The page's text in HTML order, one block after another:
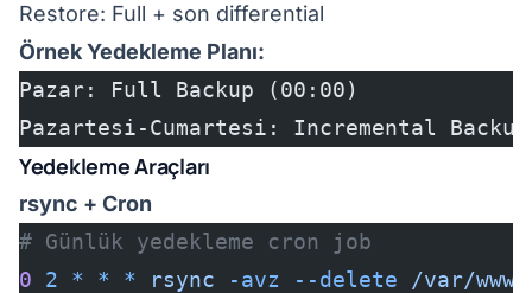
Restore: Full + son differential
Örnek Yedekleme Planı:
Pazar: Full Backup (00:00)
Pazartesi-Cumartesi: Incremental
Yedekleme Araçları
rsync + Cron
# Günlük yedekleme cron job
0 2 * * * rsync -avz --delete /var/www/